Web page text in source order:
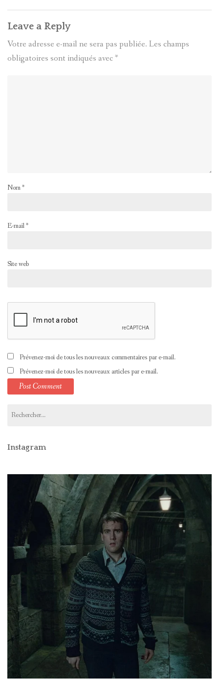
Leave a Reply
Votre adresse e-mail ne sera pas publiée. Les champs
obligatoires sont indiqués avec*
Nom*
E-mail*
Site web
Prévenez-moi de tous les nouveaux commentaires par e-mail.
Prévenez-moi de tous les nouveaux articles par e-mail.
Instagram